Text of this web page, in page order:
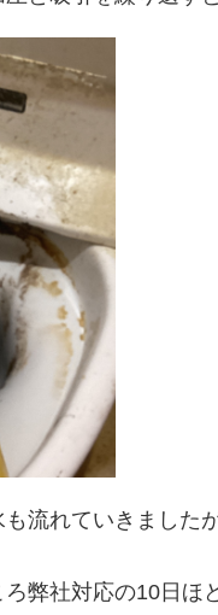
流れていきました
弊社対応の10日ほ